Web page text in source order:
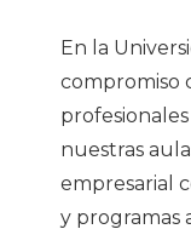
En la
compromiso
nuestras
empresarial
y programas